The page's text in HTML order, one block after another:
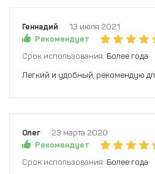
Геннадий
13 июля 2021
Рекомендует
Срок использования: Более года
Легкий и удобный, рекомендую
Олег
23 марта 2020
Рекомендует
Срок использования: Более года